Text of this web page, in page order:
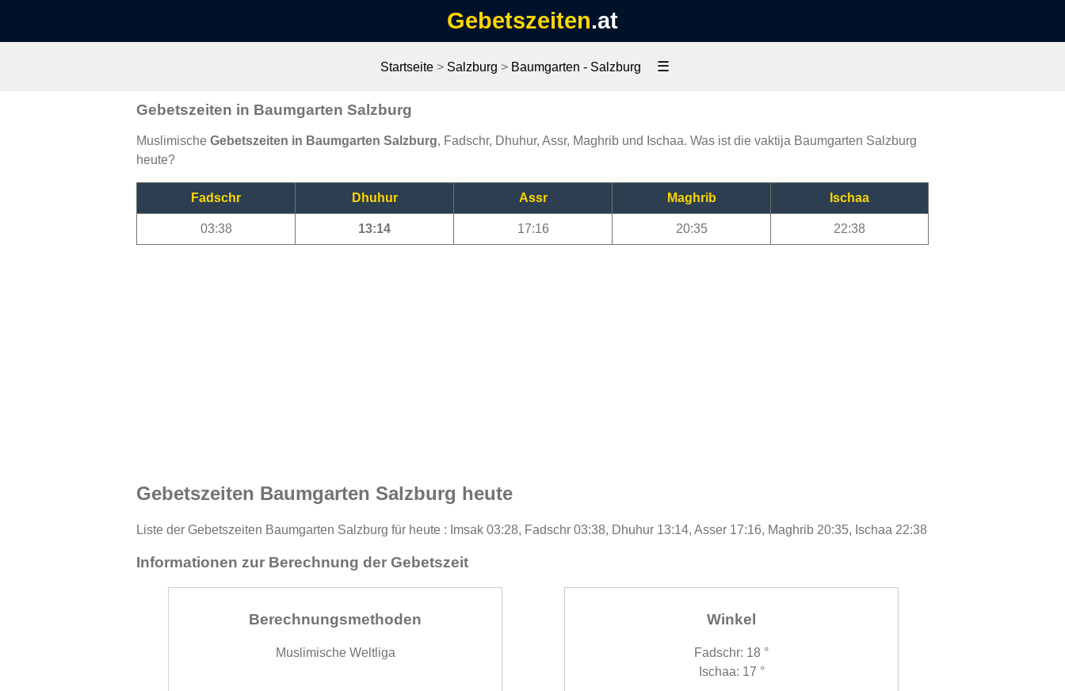
Gebetszeiten.at
Startseite> Salzburg > Baumgarten - Salzburg ☰
Gebetszeiten in Baumgarten Salzburg
Muslimische Gebetszeiten in Baumgarten Salzburg, Fadschr, Dhuhur, Assr, Maghrib und Ischaa. Was ist die vaktija Baumgarten Salzburg
heute?
Fadschr Dhuhur Assr Maghrib Ischaa
03:38 13:14 17:16 20:35 22:38
Gebetszeiten Baumgarten Salzburg heute
Liste der Gebetszeiten Baumgarten Salzburg für heute : Imsak 03:28, Fadschr 03:38, Dhuhur 13:14, Asser 17:16, Maghrib 20:35, Ischaa 22:38
Informationen zur Berechnung der Gebetszeit
Berechnungsmethoden
Muslimische Weltliga
Winkel
Fadschr: 18 °
Ischaa: 17 °